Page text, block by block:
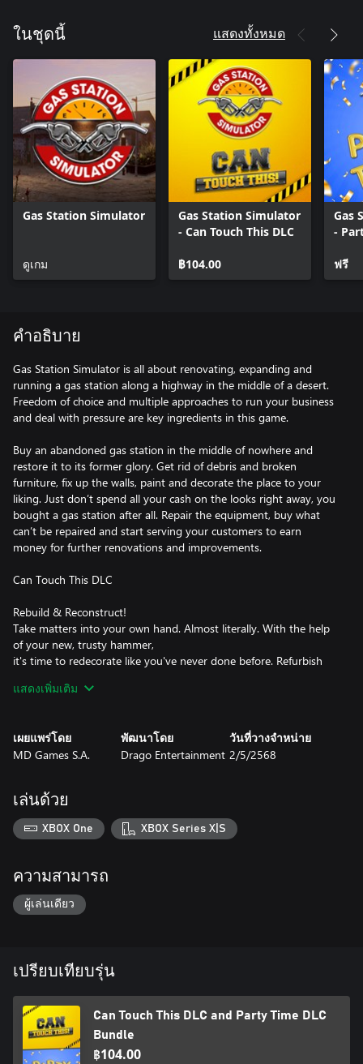
ในชุดนี้ แสดงทั้งหมด
Gas Station Simulator
ดูเกม
Gas Station Simulator
- Can Touch This DLC
฿104.00
Gas
-
ฟรี
คำอธิบาย
Gas Station Simulator is all about renovating, expanding and
running a gas station along a highway in the middle of a desert.
Freedom of choice and multiple approaches to run your business
and deal with pressure are key ingredients in this game.
Buy an abandoned gas station in the middle of nowhere and
restore it to its former glory. Get rid of debris and broken
furniture, fix up the walls, paint and decorate the place to your
liking. Just don’t spend all your cash on the looks right away, you
bought a gas station after all. Repair the equipment, buy what
can’t be repaired and start serving your customers to earn
money for further renovations and improvements.
Can Touch This DLC
Rebuild & Reconstruct!
Take matters into your own hand. Almost literally. With the help
of your new, trusty hammer,
it's time to redecorate like you've never done before. Refurbish
changing their features and decor as you see fit. Decide where to
customers the right way to orderly
queue without taking too much space. It's time to take interior
new level.
Paint & Spray!
No need to stare at an empty canvas any longer! Grab your
spray can and add a little
adjustable scale and rotation,
hidden somewhere in the
corners of your station. Combine existing decals with each other,
feeling like you're running out,
more designs lie hidden all around for you to unlock!
Warehouse & Workshop
Did you ever feel like your station was missing something? That
flair didn't quite measure up
to par when looking beyond your main building? Have no fear
แสดงเพิ่มเติม
เผยแพร่โดย
MD Games S.A.
พัฒนาโดย
Drago Entertainment
วันที่วางจำหน่าย
2/5/2568
เล่นด้วย
XBOX One XBOX Series X|S
ความสามารถ
ผู้เล่นเดียว
เปรียบเทียบรุ่น
Can Touch This DLC and Party Time DLC
Bundle
฿104.00